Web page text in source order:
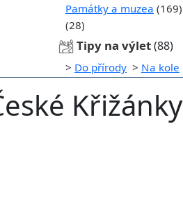
Památky a muzea (169)
(28)
Tipy na výlet(88)
> Do přírody > Na kole
Křižánky